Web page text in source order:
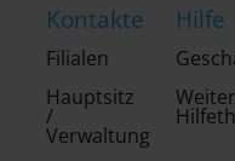
Kontakte
Filialen
Hauptsitz
/
Verwaltung
Hilfe